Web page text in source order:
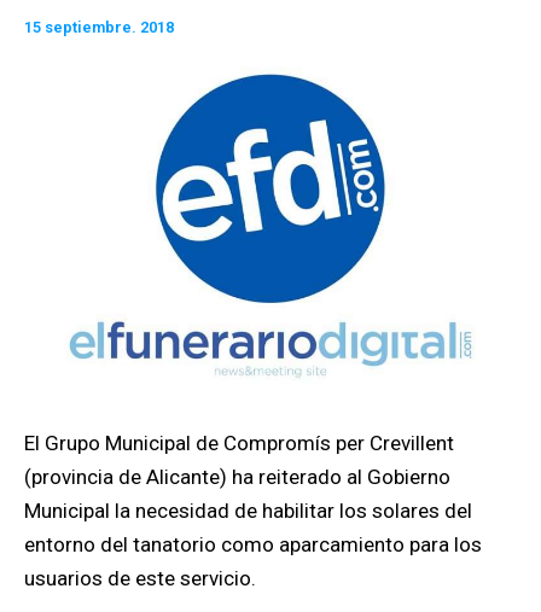
15 septiembre. 2018
El Grupo Municipal de Compromís per Crevillent
(provincia de Alicante) ha reiterado al Gobierno
Municipal la necesidad de habilitar los solares del
entorno del tanatorio como aparcamiento para los
usuarios de este servicio.